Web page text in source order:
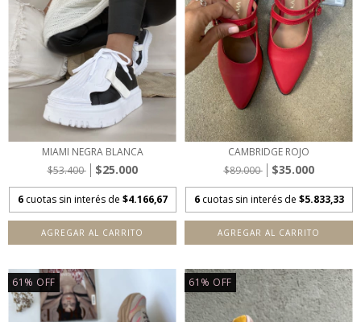
MIAMI NEGRA BLANCA
$53.400
$25.000
6 cuotas sin interés de $4.166,67
AGREGAR AL CARRITO
CAMBRIDGE ROJO
$89.000
$35.000
6 cuotas sin interés de $5.833,33
AGREGAR AL CARRITO
61 % OFF 61 % OFF